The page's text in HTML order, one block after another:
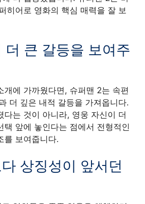
히어로 영화의 핵심 매력을 잘 보
더 큰 갈등을 보여주
개에 가까웠다면, 슈퍼맨 2는 속편
더 깊은 내적 갈등을 가져옵니다.
다는 것이 아니라, 영웅 자신이 더
택 앞에 놓인다는 점에서 전형적인
를 보여줍니다.
상징성이 앞서던